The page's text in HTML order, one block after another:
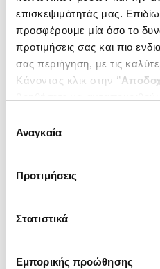
επισκεψιμότητάς μας.
προσφέρουμε μία όσο το
προτιμήσεις σας και πιο
σας περιήγηση, με τις
Κάνοντας κλικ στην ‘’
ενδιαφέρουν και να
΄΄και
συγκατάθεσης
Αναγκαία
Προτιμήσεις
Στατιστικά
Εμπορικής προώθησης